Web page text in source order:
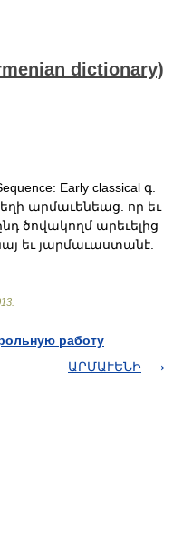
dictionary)
Early classical գ.
արմաւենեաց. որ եւ
ծովակողմ արեւելից
եւ յարմաւաստանէ.
работу
ԱՐՄԱՒԵՆԻ